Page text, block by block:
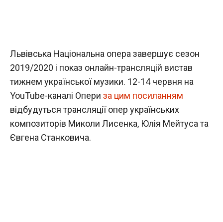
Львівська Національна опера завершує сезон
2019/2020 і показ онлайн-трансляцій вистав
тижнем української музики. 12-14 червня на
YouTube-каналі Опери за цим посиланням
відбудуться трансляції опер українських
композиторів Миколи Лисенка, Юлія Мейтуса та
Євгена Станковича.